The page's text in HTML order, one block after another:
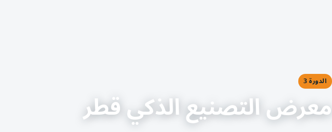
الدورة 3
معرض التصنيع الذكي قطر